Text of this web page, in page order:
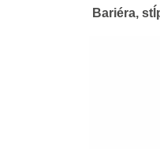
Bariéra,